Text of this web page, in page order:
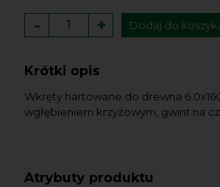
- + Dodaj do
Krótki opis
Wkręty hartowane do drewna
wgłębieniem krzyżowym, gwint na
Atrybuty produktu